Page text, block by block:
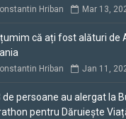
Hriban Mar 13,
că ați fost alături de
Hriban Jan 11,
de persoane au alergat la
pentru Dăruiește